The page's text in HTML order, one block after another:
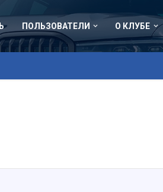
ПОЛЬЗОВАТЕЛИ О КЛУБЕ